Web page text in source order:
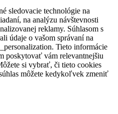
sledovacie technológie na
na analýzu návštevnosti
reklamy. Súhlasom s
údaje o vašom správaní na
Tieto informácie
poskytovať vám relevantnejšiu
si vybrať, či tieto cookies
môžete kedykoľvek zmeniť